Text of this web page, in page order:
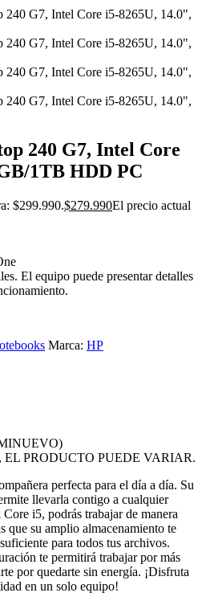
240 G7, Intel Core
1TB HDD PC
$299.990.$279.990El precio actual
El equipo puede presentar detalles
Marca: HP
EL PRODUCTO PUEDE VARIAR.
perfecta para el día a día. Su
llevarla contigo a cualquier
i5, podrás trabajar de manera
que su amplio almacenamiento te
para todos tus archivos.
te permitirá trabajar por más
por quedarte sin energía. ¡Disfruta
en un solo equipo!